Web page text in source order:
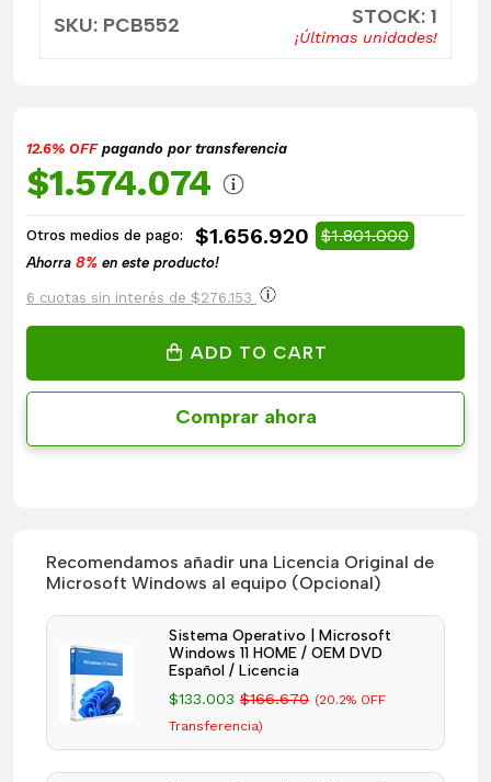
SKU: PCB552 STOCK: 1
¡Últimas unidades!
12.6% OFFpagando por transferencia
$1.574.074
Otros medios de pago: $1.656.920 $1.801.000
Ahorra 8% en este producto!
6 cuotas sin interés de $276.153
ADD TO CART
Comprar ahora
Recomendamos añadir una Licencia Original de
Microsoft Windows al equipo (Opcional)
Sistema Operativo | Microsoft
Windows 11 HOME / OEM DVD
Español / Licencia
$133.003 $166.670 (20.2% OFF
Transferencia)